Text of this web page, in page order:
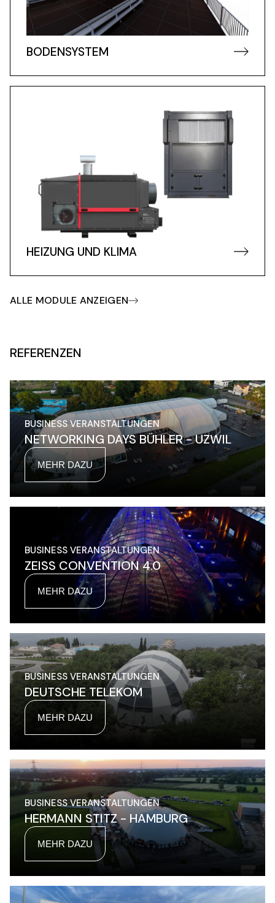
BODENSYSTEM
HEIZUNG UND KLIMA
ALLE MODULE ANZEIGEN
REFERENZEN
BUSINESS VERANSTALTUNGEN
NETWORKING DAYS BÜHLER - UZWIL
MEHR DAZU
BUSINESS VERANSTALTUNGEN
ZEISS CONVENTION 4.0
MEHR DAZU
BUSINESS VERANSTALTUNGEN
DEUTSCHE TELEKOM
MEHR DAZU
BUSINESS VERANSTALTUNGEN
HERMANN STITZ - HAMBURG
MEHR DAZU